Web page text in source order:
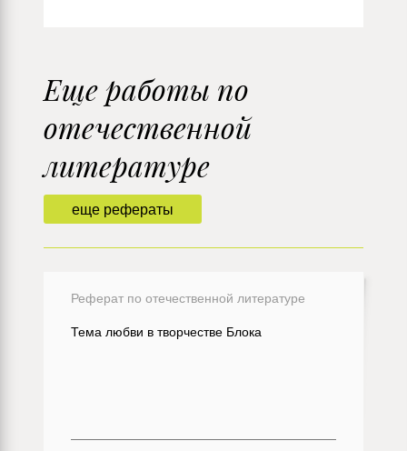
еще рефераты
Еще работы по
отечественной
литературе
Реферат по отечественной литературе
Тема любви в творчестве Блока